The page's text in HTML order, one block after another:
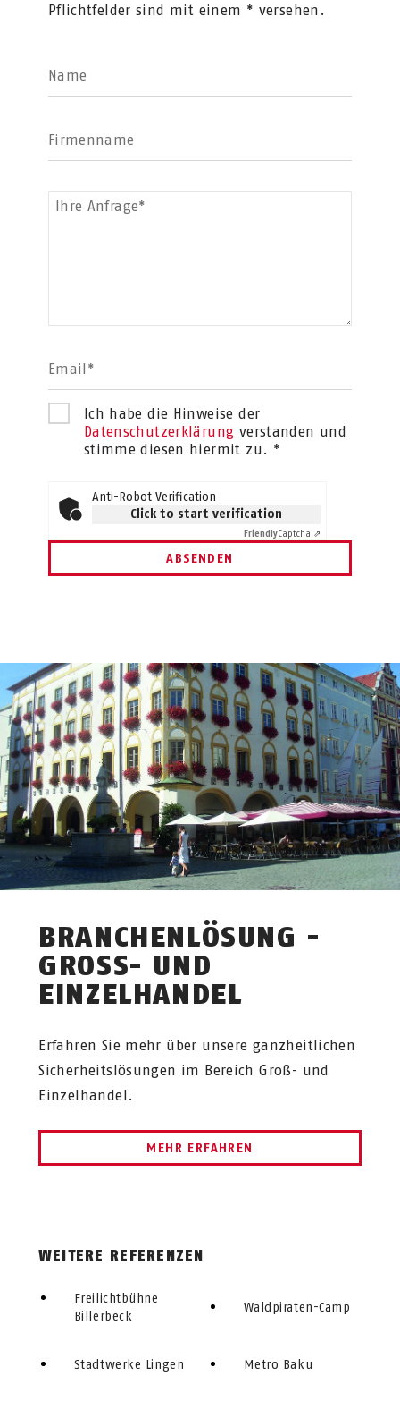
Pflichtfelder sind mit einem * versehen.
Name
Firmenname
Ihre Anfrage*
Email*
Ich habe die Hinweise der
Datenschutzerklärung verstanden und
stimme diesen hiermit zu. *
Anti-Robot Verification
Click to start verification
FriendlyCaptcha ⇗
ABSENDEN
BRANCHENLÖSUNG -
GROSS- UND E
INZELHANDEL
Erfahren Sie mehr über unsere ganzheitlichen
Sicherheitslösungen im Bereich Groß- und
Einzelhandel.
MEHR ERFAHREN
WEITERE REFERENZEN
Freilichtbühne
Billerbeck
Stadtwerke Lingen
Waldpiraten-Camp
Metro Baku